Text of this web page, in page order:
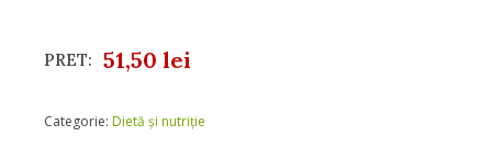
PRET: 51,50 lei
Categorie: Dietă și nutriție